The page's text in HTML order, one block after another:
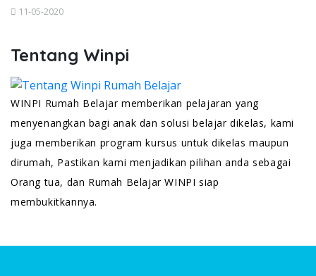
11-05-2020
Tentang Winpi
WINPI Rumah Belajar memberikan pelajaran yang
menyenangkan bagi anak dan solusi belajar dikelas, kami
juga memberikan program kursus untuk dikelas maupun
dirumah, Pastikan kami menjadikan pilihan anda sebagai
Orang tua, dan Rumah Belajar WINPI siap
membukitkannya.